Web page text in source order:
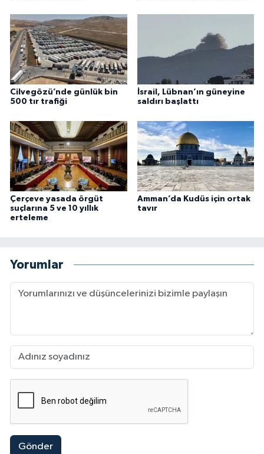
Cilvegözü’nde günlük bin
500 tır trafiği
İsrail, Lübnan’ın güneyine
saldırı başlattı
Çerçeve yasada örgüt
suçlarına 5 ve 10 yıllık
erteleme
Amman’da Kudüs için ortak
tavır
Yorumlar
Gönder